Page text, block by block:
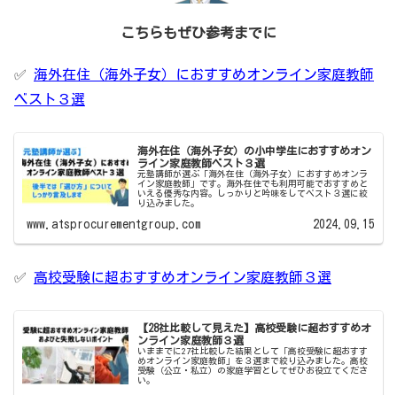
こちらもぜひ参考までに
✅ 海外在住（海外子女）におすすめオンライン家庭教師
ベスト３選
海外在住（海外子女）の小中学生におすすめオン
ライン家庭教師ベスト３選
元塾講師が選ぶ「海外在住（海外子女）におすすめオンラ
イン家庭教師」です。海外在住でも利用可能でおすすめと
いえる優秀な内容。しっかりと吟味をしてベスト３選に絞
り込みました。
www.atsprocurementgroup.com 2024.09.15
✅ 高校受験に超おすすめオンライン家庭教師３選
【28社比較して見えた】高校受験に超おすすめオ
ンライン家庭教師３選
いままでに27社比較した結果として「高校受験に超おすす
めオンライン家庭教師」を３選まで絞り込みました。高校
受験（公立・私立）の家庭学習としてぜひお役立てくださ
い。